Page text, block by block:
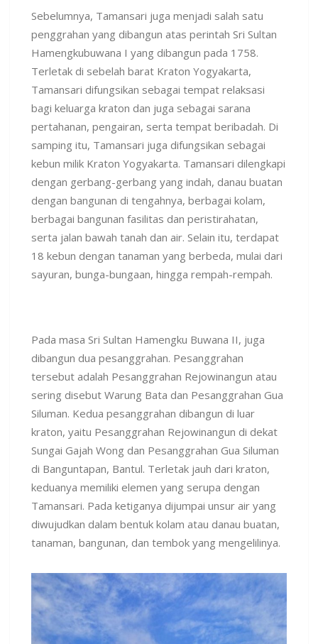
Sebelumnya, Tamansari juga menjadi salah satu
penggrahan yang dibangun atas perintah Sri Sultan
Hamengkubuwana I yang dibangun pada 1758.
Terletak di sebelah barat Kraton Yogyakarta,
Tamansari difungsikan sebagai tempat relaksasi
bagi keluarga kraton dan juga sebagai sarana
pertahanan, pengairan, serta tempat beribadah. Di
samping itu, Tamansari juga difungsikan sebagai
kebun milik Kraton Yogyakarta. Tamansari dilengkapi
dengan gerbang-gerbang yang indah, danau buatan
dengan bangunan di tengahnya, berbagai kolam,
berbagai bangunan fasilitas dan peristirahatan,
serta jalan bawah tanah dan air. Selain itu, terdapat
18 kebun dengan tanaman yang berbeda, mulai dari
sayuran, bunga-bungaan, hingga rempah-rempah.
Pada masa Sri Sultan Hamengku Buwana II, juga
dibangun dua pesanggrahan. Pesanggrahan
tersebut adalah Pesanggrahan Rejowinangun atau
sering disebut Warung Bata dan Pesanggrahan Gua
Siluman. Kedua pesanggrahan dibangun di luar
kraton, yaitu Pesanggrahan Rejowinangun di dekat
Sungai Gajah Wong dan Pesanggrahan Gua Siluman
di Banguntapan, Bantul. Terletak jauh dari kraton,
keduanya memiliki elemen yang serupa dengan
Tamansari. Pada ketiganya dijumpai unsur air yang
diwujudkan dalam bentuk kolam atau danau buatan,
tanaman, bangunan, dan tembok yang mengelilinya.